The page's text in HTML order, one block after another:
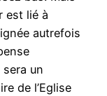
est lié à
autrefois
sera un
de l’Eglise